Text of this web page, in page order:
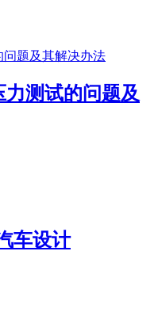
测试的问题及
车设计